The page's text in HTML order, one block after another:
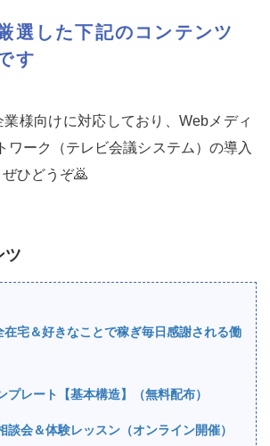
選した下記のコンテンツ
す
様向けに対応しており、Webメディ
ワーク（テレビ会議システム）の導入
ひどうぞ🙇‍
ツ
宅＆好きなことで稼ぎ毎日感謝される働
プレート【基本構造】（無料配布）
談会＆体験レッスン（オンライン開催）